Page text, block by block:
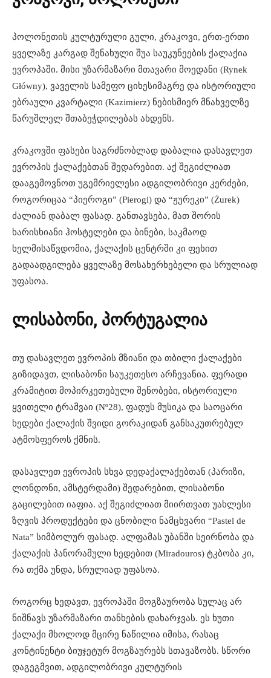
პოლონეთის კულტურული გული, კრაკოვი, ერთ-ერთი
ყველაზე კარგად შენახული შუა საუკუნეების ქალაქია
ევროპაში. მისი უზარმაზარი მთავარი მოედანი (Rynek
Główny), ვაველის სამეფო ციხესიმაგრე და ისტორიული
ებრაული კვარტალი (Kazimierz) ნებისმიერ მნახველზე
წარუშლელ შთაბეჭდილებას ახდენს.
კრაკოვში ფასები საგრძნობლად დაბალია დასავლეთ
ევროპის ქალაქებთან შედარებით. აქ შეგიძლიათ
დააგემოვნოთ უგემრიელესი ადგილობრივი კერძები,
როგორიცაა “პიეროგი” (Pierogi) და “ჟურეკი” (Żurek)
ძალიან დაბალ ფასად. განთავსება, მათ შორის
ხარისხიანი ჰოსტელები და ბინები, საკმაოდ
ხელმისაწვდომია, ქალაქის ცენტრში კი ფეხით
გადაადგილება ყველაზე მოსახერხებელი და სრულიად
უფასოა.
ლისაბონი, პორტუგალია
თუ დასავლეთ ევროპის მზიანი და თბილი ქალაქები
გიზიდავთ, ლისაბონი საუკეთესო არჩევანია. ფერადი
კრამიტით მოპირკეთებული შენობები, ისტორიული
ყვითელი ტრამვაი (Nº28), ფადუს მუსიკა და საოცარი
ხედები ქალაქის შვიდი გორაკიდან განსაკუთრებულ
ატმოსფეროს ქმნის.
დასავლეთ ევროპის სხვა დედაქალაქებთან (პარიზი,
ლონდონი, ამსტერდამი) შედარებით, ლისაბონი
გაცილებით იაფია. აქ შეგიძლიათ მიირთვათ უახლესი
ზღვის პროდუქტები და ცნობილი ნამცხვარი “Pastel de
Nata” სიმბოლურ ფასად. ალფამას უბანში სეირნობა და
ქალაქის პანორამული ხედებით (Miradouros) ტკბობა კი,
რა თქმა უნდა, სრულიად უფასოა.
როგორც ხედავთ, ევროპაში მოგზაურობა სულაც არ
ნიშნავს უზარმაზარი თანხების დახარჯვას. ეს ხუთი
ქალაქი მხოლოდ მცირე ნაწილია იმისა, რასაც
კონტინენტი ბიუჯეტურ მოგზაურებს სთავაზობს. სწორი
დაგეგმვით, ადგილობრივი კულტურის